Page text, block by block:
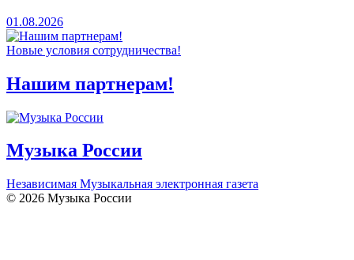
01.08.2026
Новые условия сотрудничества!
Нашим партнерам!
Музыка России
Независимая Музыкальная электронная газета
© 2026 Музыка России